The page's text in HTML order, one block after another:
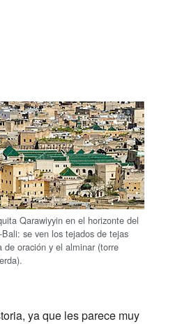
Qarawiyyin en el horizonte del
se ven los tejados de tejas
de oración y el alminar (torre
ya que les parece muy